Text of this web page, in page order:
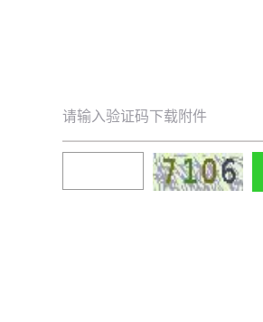
请输入验证码下载附件